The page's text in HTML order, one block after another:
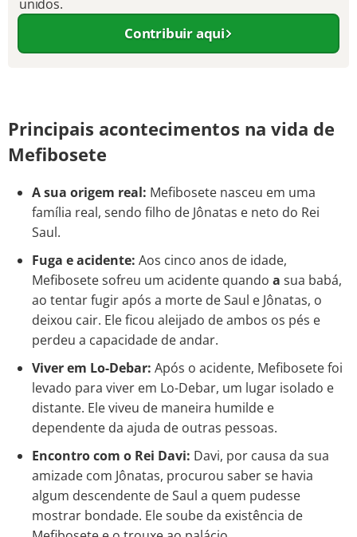
unidos.
Contribuir aqui
Principais acontecimentos na vida de
Mefibosete
A sua origem real: Mefibosete nasceu em uma
família real, sendo filho de Jônatas e neto do Rei
Saul.
Fuga e acidente: Aos cinco anos de idade,
Mefibosete sofreu um acidente quando a sua babá,
ao tentar fugir após a morte de Saul e Jônatas, o
deixou cair. Ele ficou aleijado de ambos os pés e
perdeu a capacidade de andar.
Viver em Lo-Debar: Após o acidente, Mefibosete foi
levado para viver em Lo-Debar, um lugar isolado e
distante. Ele viveu de maneira humilde e
dependente da ajuda de outras pessoas.
Encontro com o Rei Davi: Davi, por causa da sua
amizade com Jônatas, procurou saber se havia
algum descendente de Saul a quem pudesse
mostrar bondade. Ele soube da existência de